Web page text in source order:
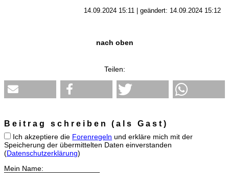
14.09.2024 15:11 | geändert: 14.09.2024 15:12
nach oben
Teilen:
Beitrag schreiben (als Gast)
Ich akzeptiere die Forenregeln und erkläre mich mit der
Speicherung der übermittelten Daten einverstanden
(Datenschutzerklärung)
Mein Name: